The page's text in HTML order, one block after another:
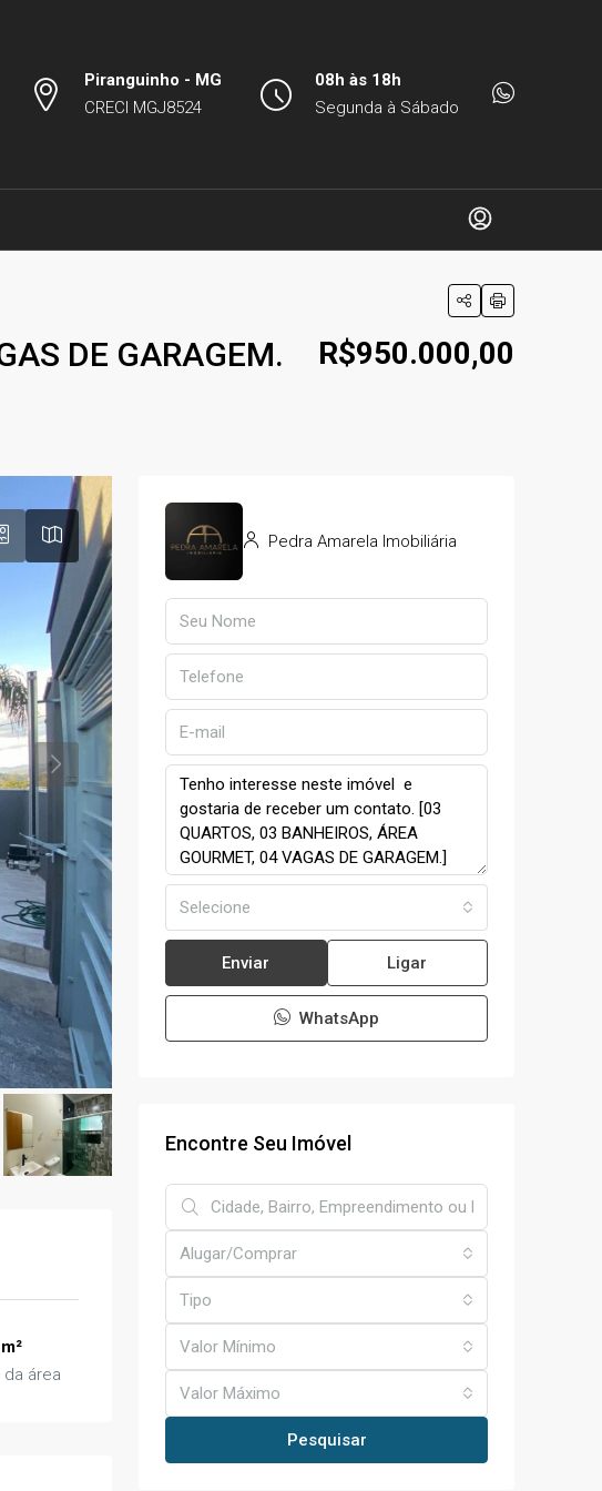
Piranguinho - MG
CRECI MGJ8524
08h às 18h
Segunda à Sábado
DE GARAGEM. R$950.000,00
da área
Pedra Amarela Imobiliária
Selecione
Enviar Ligar
WhatsApp
Encontre Seu Imóvel
Alugar/Comprar
Tipo
Valor Mínimo
Valor Máximo
Pesquisar